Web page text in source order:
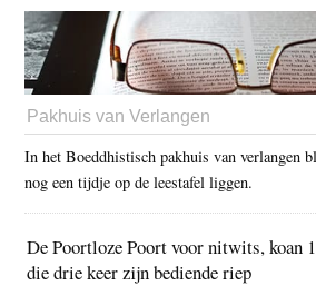
Pakhuis van Verlangen
In het Boeddhistisch pakhuis van verlangen
nog een tijdje op de leestafel liggen.
De Poortloze Poort voor nitwits, koan
die drie keer zijn bediende riep